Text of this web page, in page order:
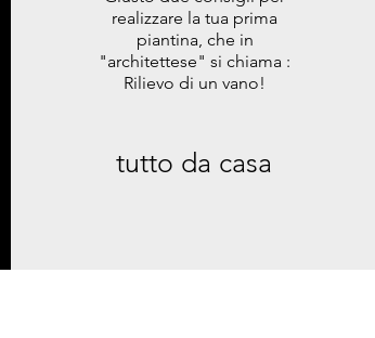
realizzare la tua prima
piantina, che in
"architettese" si chiama :
Rilievo di un vano!
tutto da casa